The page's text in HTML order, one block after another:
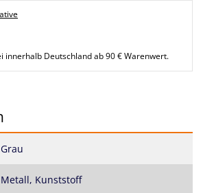
innerhalb Deutschland ab 90 € Warenwert.
Grau
Metall, Kunststoff